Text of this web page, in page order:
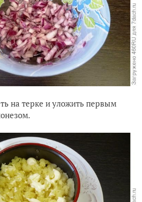
на терке и уложить первым